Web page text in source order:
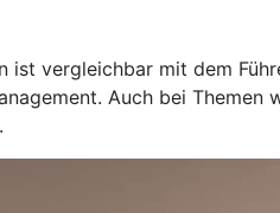
vergleichbar mit dem
Auch bei Themen